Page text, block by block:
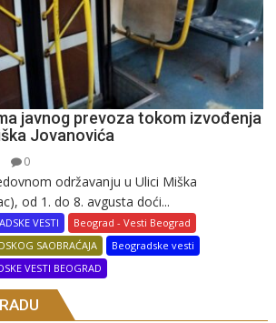
javnog prevoza tokom izvođenja
Jovanovića
0
održavanju u Ulici Miška
od 1. do 8. avgusta doći...
VESTI
Beograd - Vesti Beograd
SAOBRAĆAJA
Beogradske vesti
VESTI BEOGRAD